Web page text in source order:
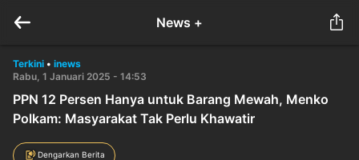
News +
Terkini • inews
Rabu, 1 Januari 2025 - 14:53
PPN 12 Persen Hanya untuk Barang Mewah, Menko
Polkam: Masyarakat Tak Perlu Khawatir
Dengarkan Berita